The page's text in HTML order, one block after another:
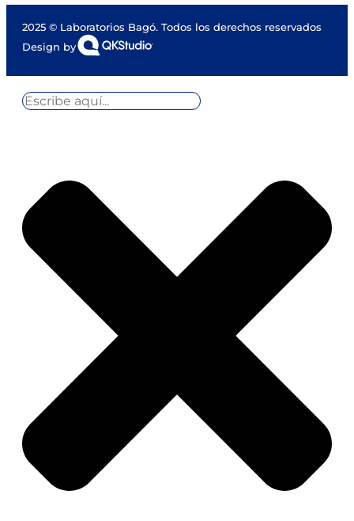
2025 © Laboratorios Bagó. Todos los derechos reservados
Design by